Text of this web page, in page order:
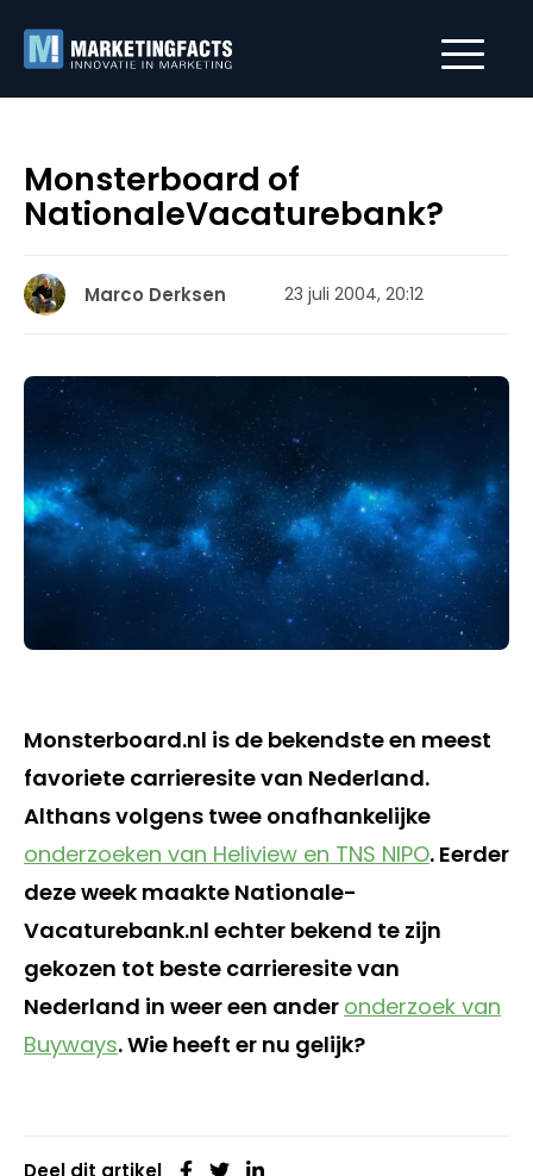
Monsterboard of
NationaleVacaturebank?
Marco Derksen 23 juli 2004, 20:12
Monsterboard.nl is de bekendste en meest
favoriete carrieresite van Nederland.
Althans volgens twee onafhankelijke
onderzoeken van Heliview en TNS NIPO. Eerder
deze week maakte Nationale-
Vacaturebank.nl echter bekend te zijn
gekozen tot beste carrieresite van
Nederland in weer een ander onderzoek van
Buyways. Wie heeft er nu gelijk?
Deel dit artikel